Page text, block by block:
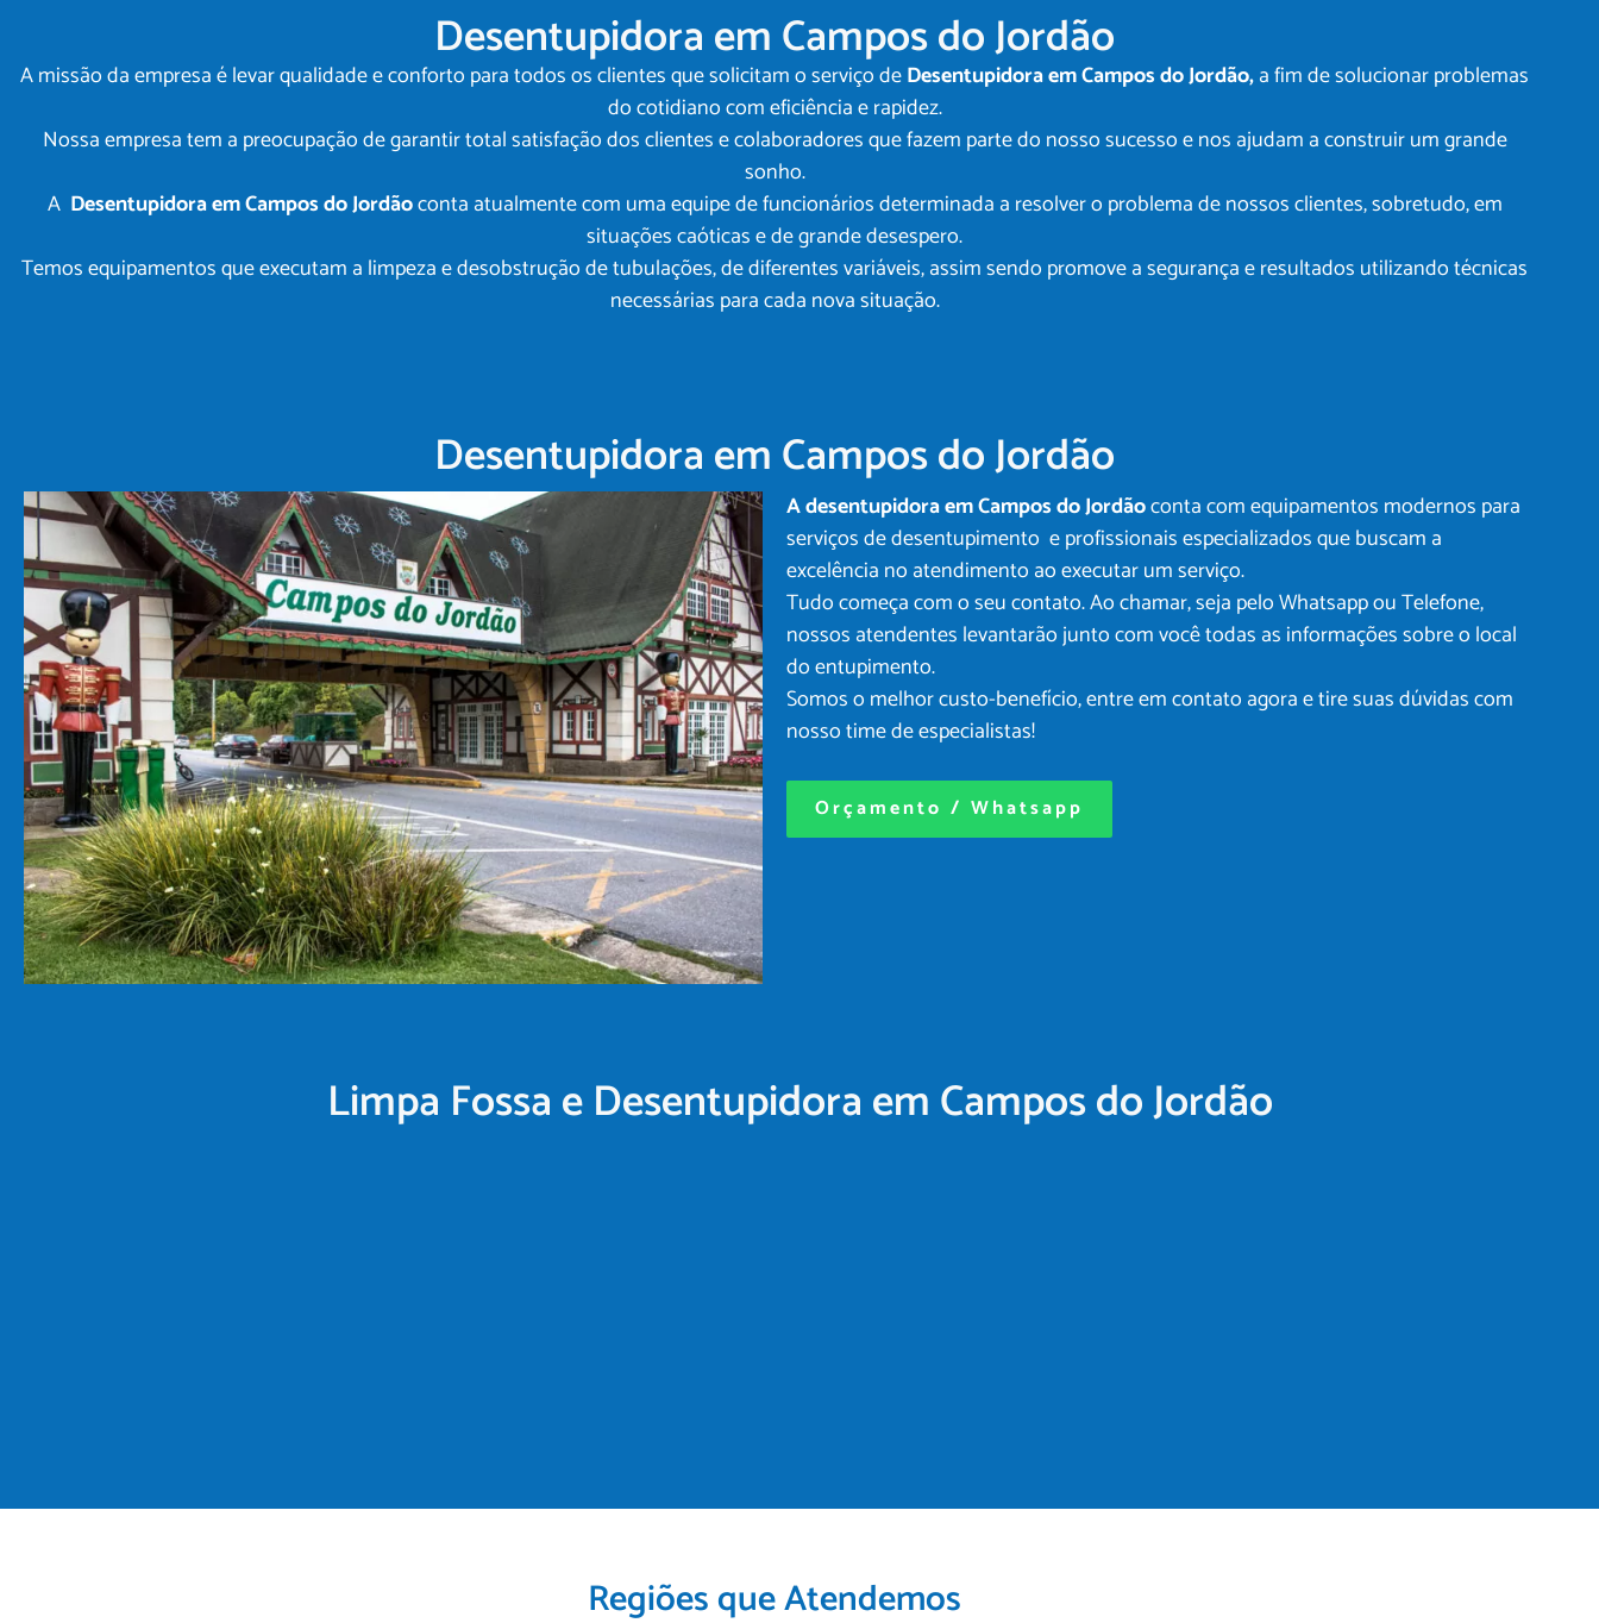
Desentupidora em Campos do Jordão
A missão da empresa é levar qualidade e conforto para todos os clientes que solicitam o serviço deDesentupidora em Campos do Jordão,a fim de solucionar problemas
do cotidiano com eficiência e rapidez.
Nossa empresa tem a preocupação de garantir total satisfação dos clientes e colaboradores que fazem parte do nosso sucesso e nos ajudam a construir um grande
sonho.
A Desentupidora em Campos do Jordãoconta atualmente com uma equipe de funcionários determinada a resolver o problema de nossos clientes, sobretudo, em
situações caóticas e de grande desespero.
Temos equipamentos que executam a limpeza e desobstrução de tubulações, de diferentes variáveis, assim sendo promove a segurança e resultados utilizando técnicas
necessárias para cada nova situação.
Desentupidora em Campos do Jordão
A desentupidora em Campos do Jordãoconta com equipamentos modernos para
serviços de desentupimento e profissionais especializados que buscam a
excelência no atendimento ao executar um serviço.
Tudo começa com o seu contato. Ao chamar, seja pelo Whatsapp ou Telefone,
nossos atendentes levantarão junto com você todas as informações sobre o local
do entupimento.
Somos o melhor custo-benefício, entre em contato agora e tire suas dúvidas com
nosso time de especialistas!
Orçamento / Whatsapp
Limpa Fossa e Desentupidora em Campos do Jordão
Regiões que Atendemos